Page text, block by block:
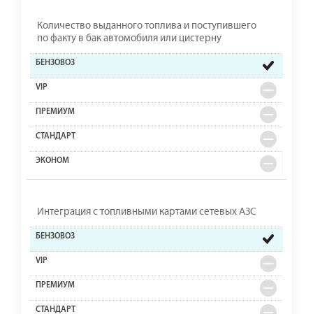
Количество выданного топлива и поступившего
по факту в бак автомобиля или цистерну
Интеграция с топливными картами сетевых АЗС